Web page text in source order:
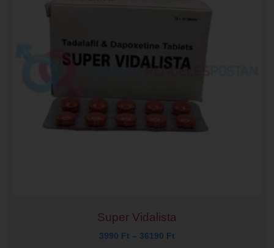
Super Vidalista
3990 Ft – 36190 Ft